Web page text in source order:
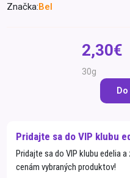
Drogéria a kozmetika
Domácnosť a kancelária
Lekáreň
Značka:Bel
2,30€
30g
Pridajte sa do VIP klubu
Pridajte sa do VIP klubu edelia
cenám vybraných produktov!